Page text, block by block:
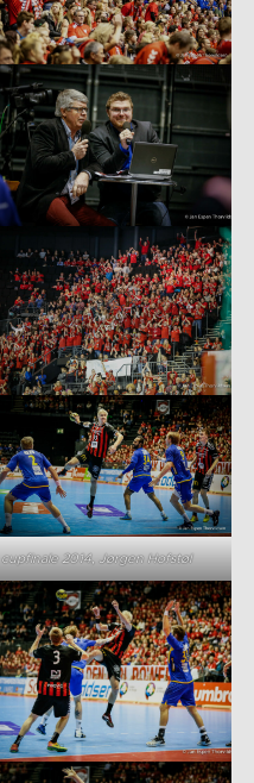
cupfinale 2014, Jørgen Hofstøl